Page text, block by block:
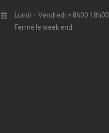
Lundi – Vendredi = 8h00 18h00
Fermé le week end